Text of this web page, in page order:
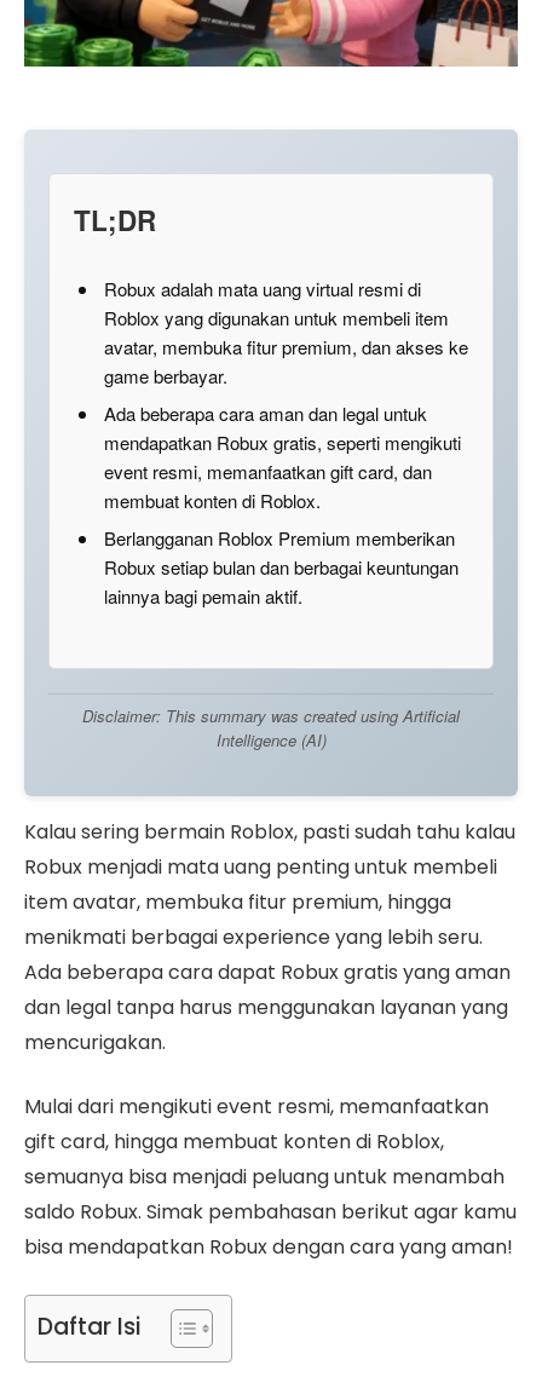
TL;DR
Robux adalah mata uang virtual resmi di
Roblox yang digunakan untuk membeli item
avatar, membuka fitur premium, dan akses ke
game berbayar.
Ada beberapa cara aman dan legal untuk
mendapatkan Robux gratis, seperti mengikuti
event resmi, memanfaatkan gift card, dan
membuat konten di Roblox.
Berlangganan Roblox Premium memberikan
Robux setiap bulan dan berbagai keuntungan
lainnya bagi pemain aktif.
Disclaimer: This summary was created using Artificial
Intelligence (AI)
Kalau sering bermain Roblox, pasti sudah tahu kalau
Robux menjadi mata uang penting untuk membeli
item avatar, membuka fitur premium, hingga
menikmati berbagai experience yang lebih seru.
Ada beberapa cara dapat Robux gratis yang aman
dan legal tanpa harus menggunakan layanan yang
mencurigakan.
Mulai dari mengikuti event resmi, memanfaatkan
gift card, hingga membuat konten di Roblox,
semuanya bisa menjadi peluang untuk menambah
saldo Robux. Simak pembahasan berikut agar kamu
bisa mendapatkan Robux dengan cara yang aman!
Daftar Isi